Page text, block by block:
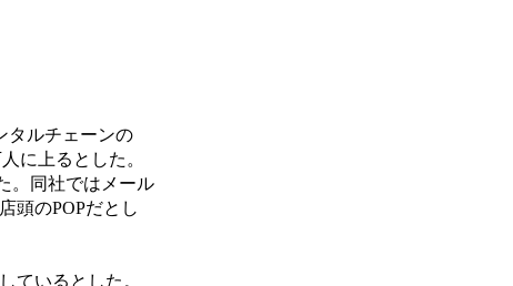
タルチェーンの
に上るとした。
。同社ではメール
頭のPOPだとし
ているとした。